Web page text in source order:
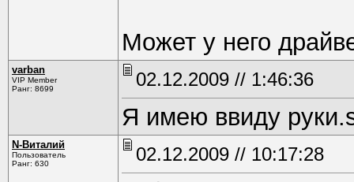
Может у него
varban
VIP Member
Ранг: 8699
02.12.2009 // 1:46:36
Я имею ввиду
N-Виталий
Пользователь
Ранг: 630
02.12.2009 // 10:17:28